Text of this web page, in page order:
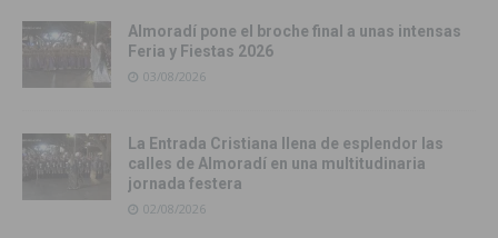
Almoradí pone el broche final a unas intensas
Feria y Fiestas 2026
03/08/2026
La Entrada Cristiana llena de esplendor las
calles de Almoradí en una multitudinaria
jornada festera
02/08/2026